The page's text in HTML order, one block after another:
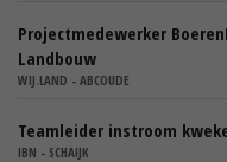
Projectmedewerker
Landbouw
WIJ.LAND - ABCOUDE
Teamleider instroom
IBN - SCHAIJK